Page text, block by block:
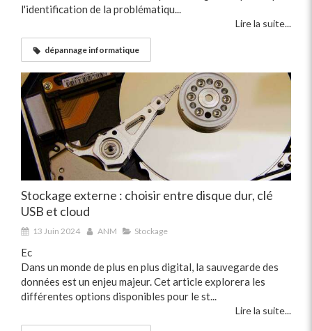
l'identification de la problématiqu...
Lire la suite...
dépannage informatique
Stockage externe : choisir entre disque dur, clé
USB et cloud
13 Juin 2024 ANM Stockage
Ec
Dans un monde de plus en plus digital, la sauvegarde des
données est un enjeu majeur. Cet article explorera les
différentes options disponibles pour le st...
Lire la suite...